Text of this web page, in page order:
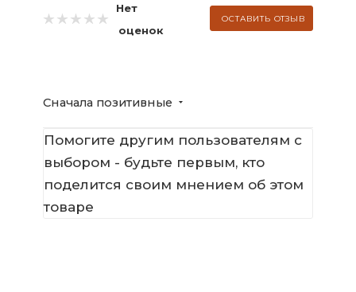
Нет
оценок
ОСТАВИТЬ ОТЗЫВ
Сначала позитивные
Помогите другим пользователям с
выбором - будьте первым, кто
поделится своим мнением об этом
товаре